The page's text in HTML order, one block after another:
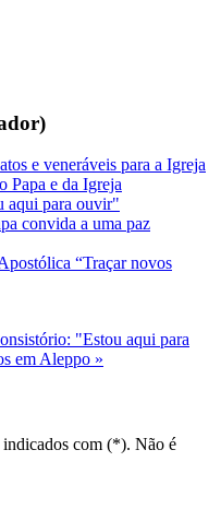
e veneráveis para a Igreja
Papa e da Igreja
aqui para ouvir"
convida a uma paz
“Traçar novos
"Estou aqui para
em Aleppo »
indicados com (*). Não é